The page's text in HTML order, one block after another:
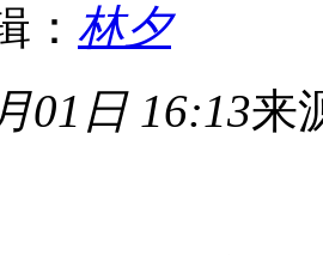
： 林夕
01日 16:13来